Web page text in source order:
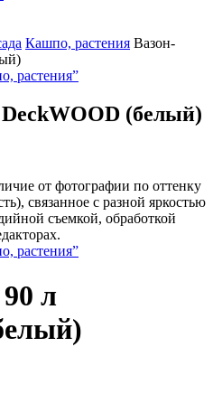
Кашпо, растения Вазон-
растения”
(белый)
от фотографии по оттенку
связанное с разной яркостью
съемкой, обработкой
растения”
л